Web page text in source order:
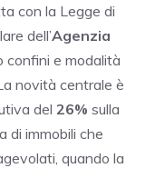
con la Legge di
dell’Agenzia
confini e modalità
novità centrale è
del 26% sulla
di immobili che
quando la